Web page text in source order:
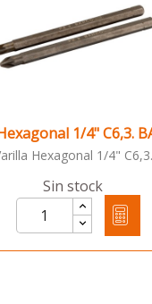
1/4" C6,3.
Hexagonal 1/4" C6,3.
Sin stock